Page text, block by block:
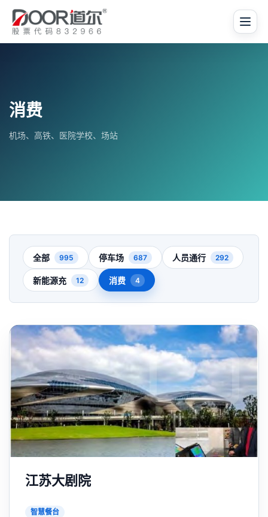
消费
机场、高铁、医院学校、场站
全部 995 停车场 687 人员通行 292
新能源充 12 消费 4
江苏大剧院
智慧餐台